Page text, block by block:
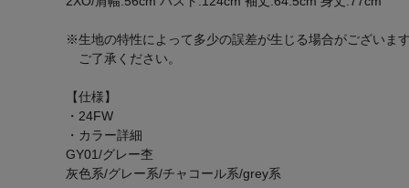
※生地の特性によって多少の誤差が生じる場合がございます
ご了承ください。
【仕様】
・24FW
・カラー詳細
GY01/グレー杢
灰色系/グレー系/チャコール系/grey系